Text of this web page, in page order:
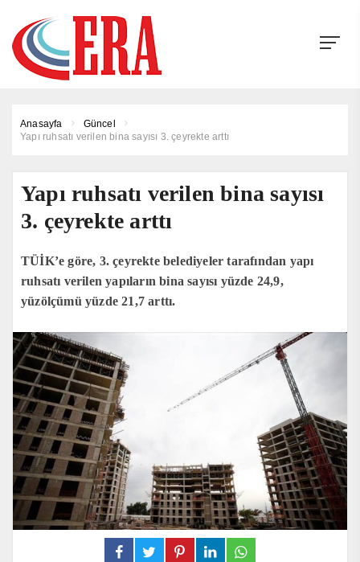
Anasayfa
Güncel
Yapı ruhsatı verilen bina sayısı 3. çeyrekte arttı
Yapı ruhsatı verilen bina sayısı
3. çeyrekte arttı
TÜİK’e göre, 3. çeyrekte belediyeler tarafından yapı
ruhsatı verilen yapıların bina sayısı yüzde 24,9,
yüzölçümü yüzde 21,7 arttı.